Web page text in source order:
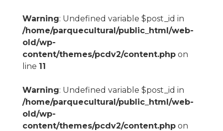
Warning: Undefined variable $post_id in
/home/parquecultural/public_html/web-
old/wp-
content/themes/pcdv2/content.phpon
line 11
Warning: Undefined variable $post_id in
/home/parquecultural/public_html/web-
old/wp-
content/themes/pcdv2/content.phpon